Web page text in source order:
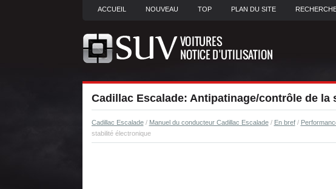
ACCUEIL NOUVEAU TOP PLAN DU SITE
Cadillac Escalade: Antipatinage/contrôle de la
Cadillac Escalade/ Manuel du conducteur Cadillac Escalade/ En bref/
stabilité électronique